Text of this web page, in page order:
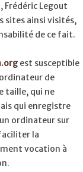
Frédéric Legout
sites ainsi visités,
de ce fait.
est susceptible
de
taille, qui ne
qui enregistre
ordinateur sur
la
vocation à